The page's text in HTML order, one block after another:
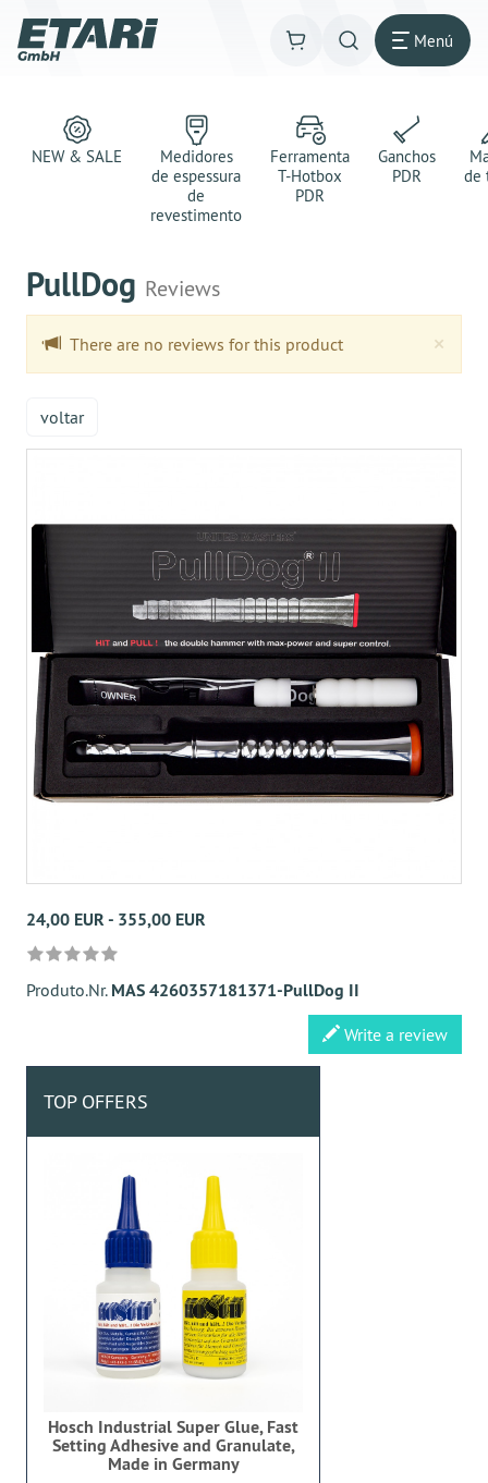
Menú
NEW & SALE
Medidores
de espessura
de
revestimento
Ferramenta
T-Hotbox
PDR
Ganchos
PDR
de
PullDog Reviews
×
There are no reviews for this product
voltar
24,00 EUR - 355,00 EUR
Produto.Nr. MAS 4260357181371-PullDog II
Write a review
TOP OFFERS
Hosch Industrial Super Glue, Fast
Setting Adhesive and Granulate,
Made in Germany